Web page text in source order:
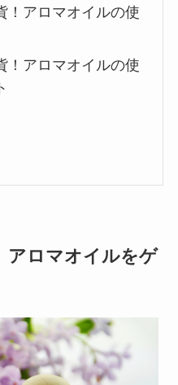
！アロマオイルの使
！アロマオイルの使
アロマオイルをゲ